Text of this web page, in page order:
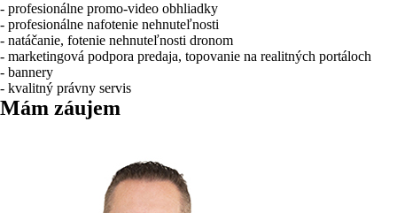
- profesionálne promo-video obhliadky
- profesionálne nafotenie nehnuteľnosti
- natáčanie, fotenie nehnuteľnosti dronom
- marketingová podpora predaja, topovanie na realitných portáloch
- bannery
- kvalitný právny servis
Mám záujem